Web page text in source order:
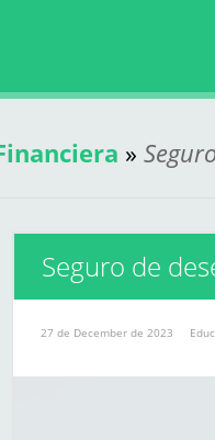
»
Seguro de
27 de December de 2023